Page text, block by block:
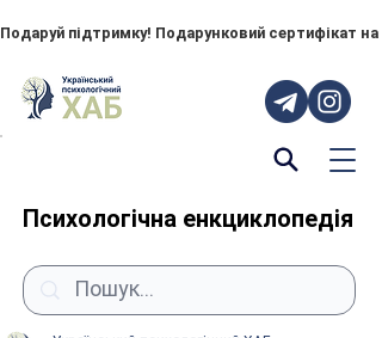
Подаруй підтримку! Подарунковий сертифікат
Психологічна енкциклопедія